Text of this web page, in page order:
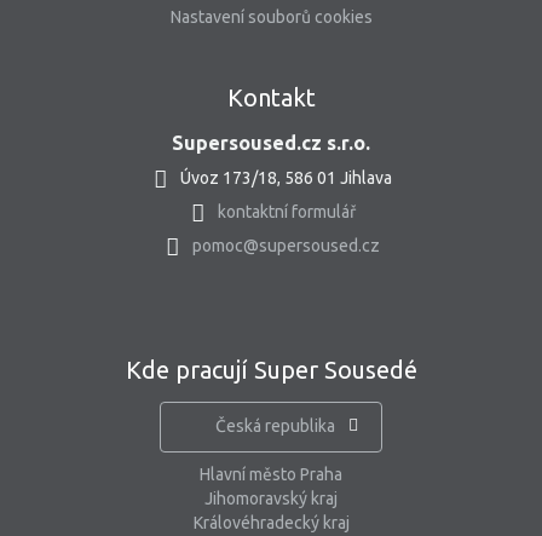
Nastavení souborů cookies
Kontakt
Supersoused.cz s.r.o.
Úvoz 173/18, 586 01 Jihlava
kontaktní formulář
pomoc@supersoused.cz
Kde pracují Super Sousedé
Česká republika
Hlavní město Praha
Jihomoravský kraj
Královéhradecký kraj